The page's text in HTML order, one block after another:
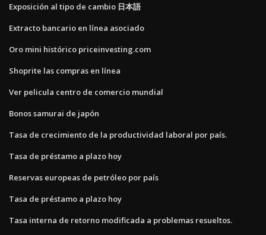
Exposición al tipo de cambio 日本語
Extracto bancario en línea asociado
Oro mini histórico priceinvesting.com
Shoprite las compras en línea
Ver pelicula centro de comercio mundial
Bonos samurai de japón
Tasa de crecimiento de la productividad laboral por país.
Tasa de préstamo a plazo hoy
Reservas europeas de petróleo por país
Tasa de préstamo a plazo hoy
Tasa interna de retorno modificada a problemas resueltos.